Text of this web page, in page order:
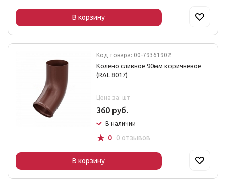
В корзину
Код товара: 00-79361902
Колено сливное 90мм коричневое
(RAL 8017)
Цена за: шт
360 руб.
В наличии
☆ 0 0 отзывов
В корзину